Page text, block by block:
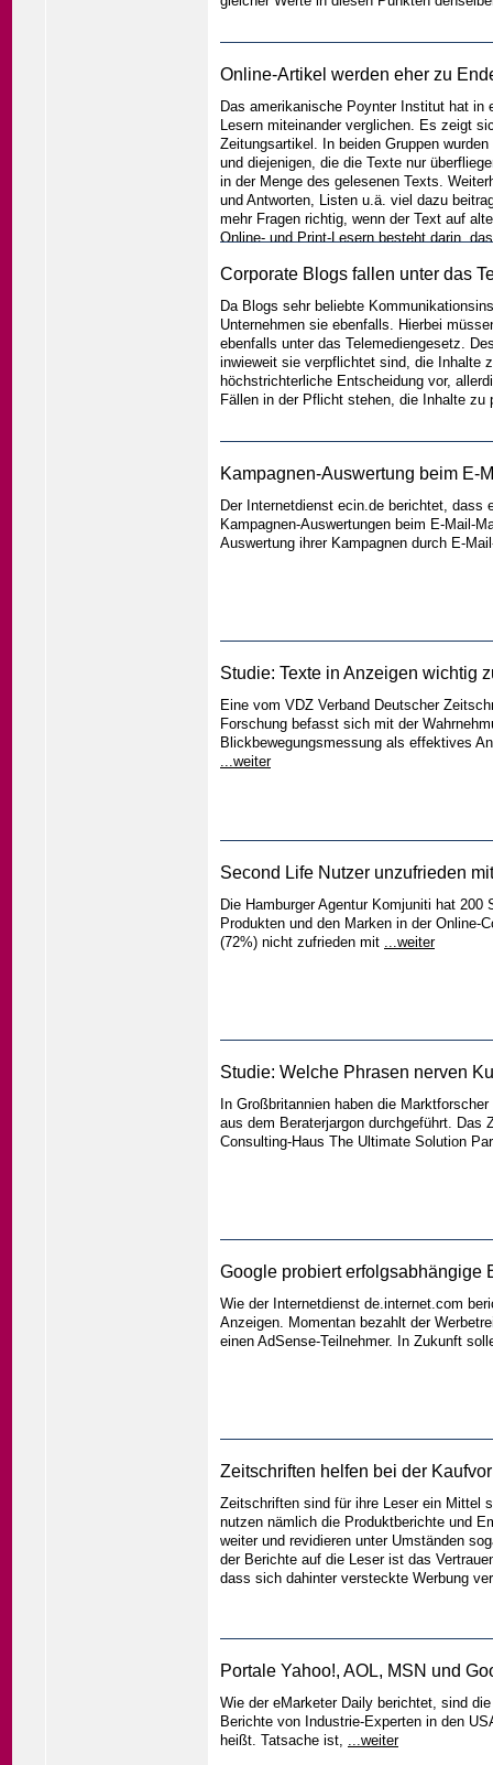
Online-Artikel werden eher zu
Das amerikanische Poynter Institut hat in
Lesern miteinander verglichen. Es zeigt
Zeitungsartikel. In beiden Gruppen
und diejenigen, die die Texte nur
in der Menge des gelesenen Texts.
und Antworten, Listen u.ä. viel dazu
mehr Fragen richtig, wenn der Text auf
Online- und Print-Lesern besteht darin,
ihre Aufmerksamkeit schenken....weiter
Corporate Blogs fallen unter das
Da Blogs sehr beliebte
Unternehmen sie ebenfalls. Hierbei
ebenfalls unter das Telemediengesetz.
inwieweit sie verpflichtet sind, die Inhalte
höchstrichterliche Entscheidung vor,
Fällen in der Pflicht stehen, die Inhalte
Kampagnen-Auswertung beim E-
Der Internetdienst ecin.de berichtet, dass
Kampagnen-Auswertungen beim E-Mail-
Auswertung ihrer Kampagnen durch E-
Studie: Texte in Anzeigen wichtig
Eine vom VDZ Verband Deutscher
Forschung befasst sich mit der
Blickbewegungsmessung als effektives
...weiter
Second Life Nutzer unzufrieden
Die Hamburger Agentur Komjuniti hat
Produkten und den Marken in der
(72%) nicht zufrieden mit ...weiter
Studie: Welche Phrasen nerven
In Großbritannien haben die
aus dem Beraterjargon durchgeführt.
Consulting-Haus The Ultimate Solution
Google probiert erfolgsabhängige
Wie der Internetdienst de.internet.com
Anzeigen. Momentan bezahlt der
einen AdSense-Teilnehmer. In Zukunft
Zeitschriften helfen bei der
Zeitschriften sind für ihre Leser ein Mittel
nutzen nämlich die Produktberichte und
weiter und revidieren unter Umständen
der Berichte auf die Leser ist das
dass sich dahinter versteckte Werbung
Portale Yahoo!, AOL, MSN und
Wie der eMarketer Daily berichtet, sind
Berichte von Industrie-Experten in den
heißt. Tatsache ist, ...weiter